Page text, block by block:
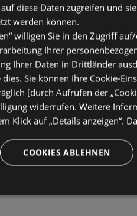
diese Daten zugreifen und
werden können.
willigen Sie in den Zugriff
Ihrer
Ihrer Daten in Drittländer
dies. Sie können Ihre Cookie-
[durch Aufrufen der
widerrufen. Weitere
Klick auf „Details anzeigen“.
COOKIES ABLEHNEN